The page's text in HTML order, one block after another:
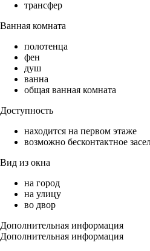
трансфер
Ванная комната
полотенца
фен
душ
ванна
общая ванная комната
Доступность
находится на первом этаже
возможно бесконтактное
Вид из окна
на город
на улицу
во двор
Дополнительная информация
Дополнительная информация